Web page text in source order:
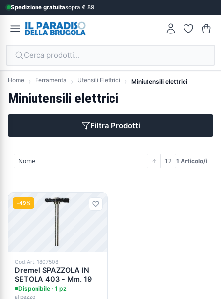
Spedizione gratuitasopra € 89
Cerca prodotti...
Home Ferramenta Utensili Elettrici Miniutensili elettrici
Miniutensili elettrici
Filtra Prodotti
1 Articolo/i
Prodotti
-49%
Cod.Art. 1807508
Dremel SPAZZOLA IN
SETOLA 403 - Mm. 19
Disponibile · 1 pz
al pezzo